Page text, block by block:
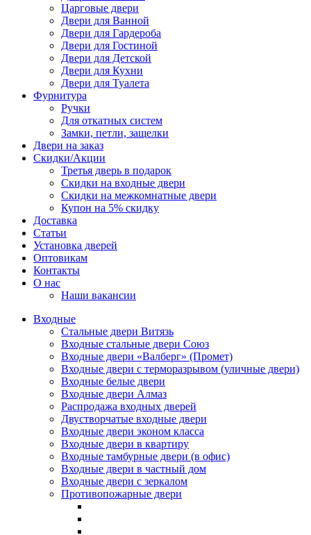
Царговые двери
Двери для Ванной
Двери для Гардероба
Двери для Гостиной
Двери для Детской
Двери для Кухни
Двери для Туалета
Фурнитура
Ручки
Для откатных систем
Замки, петли, защелки
Двери на заказ
Скидки/Акции
Третья дверь в подарок
Скидки на входные двери
Скидки на межкомнатные двери
Купон на 5% скидку
Доставка
Статьи
Установка дверей
Оптовикам
Контакты
О нас
Наши вакансии
Входные
Стальные двери Витязь
Входные стальные двери Союз
Входные двери «Валберг» (Промет)
Входные двери с терморазрывом (уличные двери)
Входные белые двери
Входные двери Алмаз
Распродажа входных дверей
Двустворчатые входные двери
Входные двери эконом класса
Входные двери в квартиру
Входные тамбурные двери (в офис)
Входные двери в частный дом
Входные двери с зеркалом
Противопожарные двери